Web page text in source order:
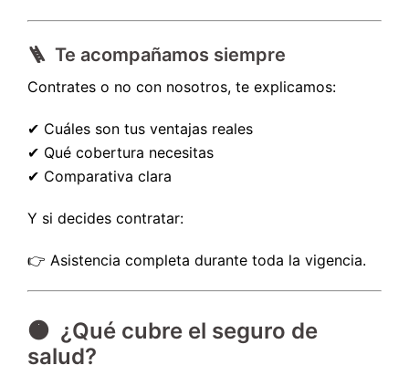
🪜 Te acompañamos siempre
Contrates o no con nosotros, te explicamos:
✔ Cuáles son tus ventajas reales
✔ Qué cobertura necesitas
✔ Comparativa clara
Y si decides contratar:
👉 Asistencia completa durante toda la vigencia.
🟠 ¿Qué cubre el seguro de
salud?